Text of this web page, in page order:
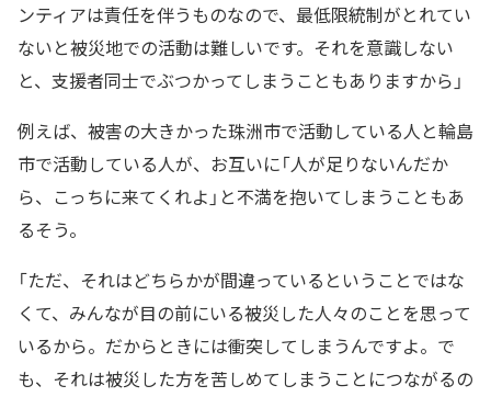
ンティアは責任を伴うものなので、最低限統制がとれてい
ないと被災地での活動は難しいです。それを意識しない
と、支援者同士でぶつかってしまうこともありますから」
例えば、被害の大きかった珠洲市で活動している人と輪島
市で活動している人が、お互いに「人が足りないんだか
ら、こっちに来てくれよ」と不満を抱いてしまうこともあ
るそう。
「ただ、それはどちらかが間違っているということではな
くて、みんなが目の前にいる被災した人々のことを思って
いるから。だからときには衝突してしまうんですよ。で
も、それは被災した方を苦しめてしまうことにつながるの